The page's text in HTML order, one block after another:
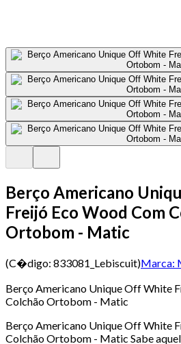
Berço Americano
Freijó Eco Wood Com
Ortobom - Matic
(C�digo: 833081_Lebiscuit)Marca:
Berço Americano Unique Off White
Colchão Ortobom - Matic
Berço Americano Unique Off White
Colchão Ortobom - Matic Sabe